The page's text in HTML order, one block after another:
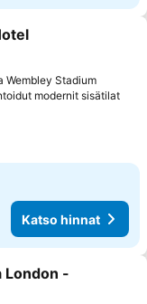
Wembley Stadium
modernit sisätilat
Katso hinnat
London -